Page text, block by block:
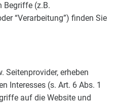
Begriffe (z.B.
“Verarbeitung”) finden Sie
Seitenprovider, erheben
Interesses (s. Art. 6 Abs. 1
auf die Website und